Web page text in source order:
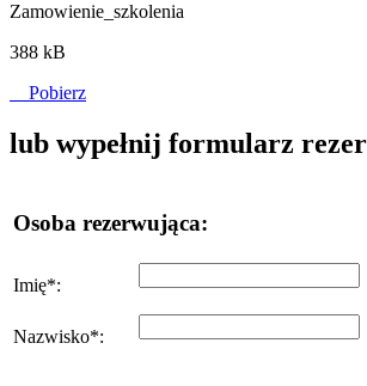
Zamowienie_szkolenia
388 kB
Pobierz
lub wypełnij formularz
Osoba rezerwująca:
Imię*:
Nazwisko*: